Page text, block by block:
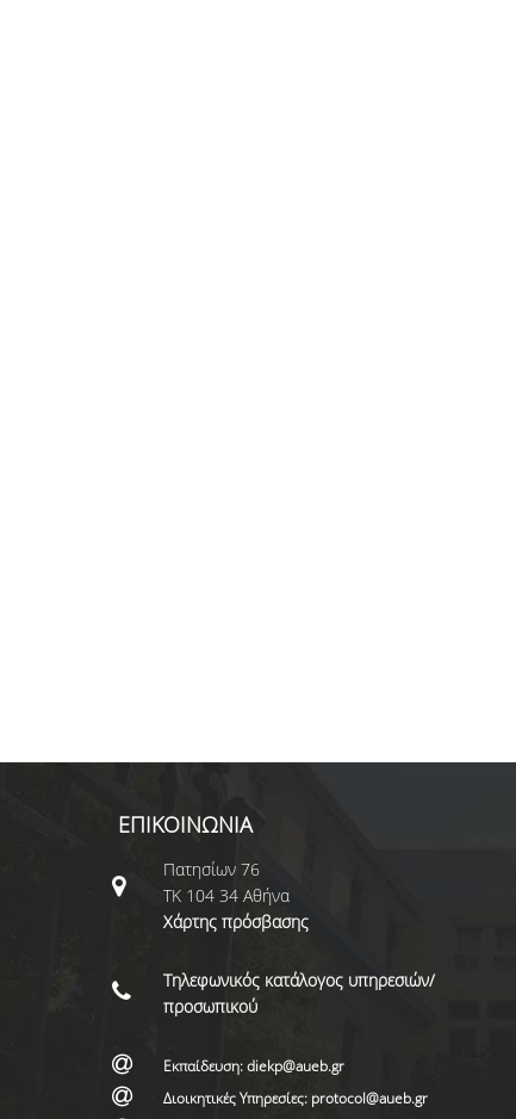
ΕΠΙΚΟΙΝΩΝΙΑ
Πατησίων 76
ΤΚ 104 34 Αθήνα
Χάρτης πρόσβασης
Τηλεφωνικός κατάλογος υπηρεσιών/
προσωπικού
Εκπαίδευση: diekp@aueb.gr
Διοικητικές Υπηρεσίες: protocol@aueb.gr